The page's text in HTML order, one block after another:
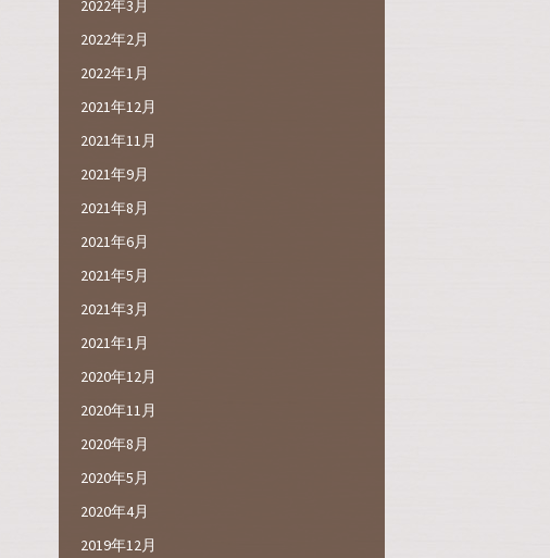
2022年3月
2022年2月
2022年1月
2021年12月
2021年11月
2021年9月
2021年8月
2021年6月
2021年5月
2021年3月
2021年1月
2020年12月
2020年11月
2020年8月
2020年5月
2020年4月
2019年12月